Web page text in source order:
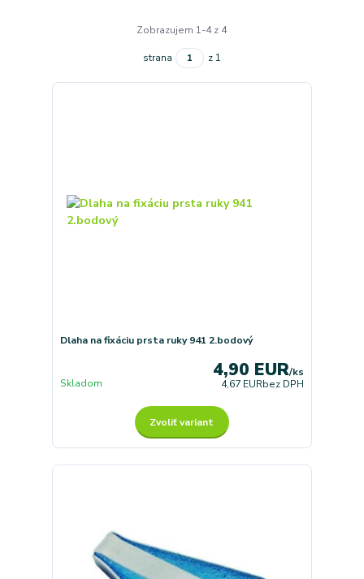
Zobrazujem 1-4 z 4
strana z 1
Dlaha na fixáciu prsta ruky 941 2.bodový
4,90 EUR/ks
4,67 EURbez DPH
Skladom
Zvoliť variant